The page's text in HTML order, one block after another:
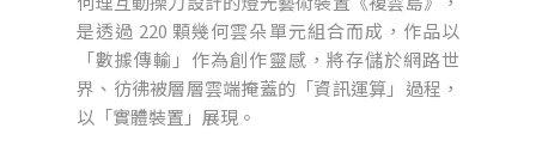
是透過 220 顆幾何雲朵單元組合而成，作品以
「數據傳輸」作為創作靈感，將存儲於網路世
界、彷彿被層層雲端掩蓋的「資訊運算」過程，
以「實體裝置」展現。